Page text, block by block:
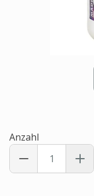
Anzahl